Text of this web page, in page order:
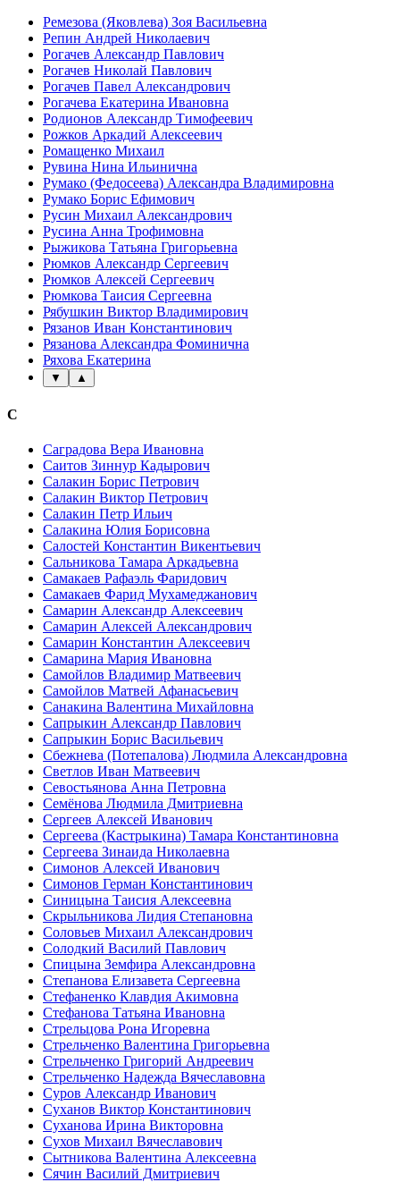
Ремезова (Яковлева) Зоя Васильевна
Репин Андрей Николаевич
Рогачев Александр Павлович
Рогачев Николай Павлович
Рогачев Павел Александрович
Рогачева Екатерина Ивановна
Родионов Александр Тимофеевич
Рожков Аркадий Алексеевич
Ромащенко Михаил
Рувина Нина Ильинична
Румако (Федосеева) Александра Владимировна
Румако Борис Ефимович
Русин Михаил Александрович
Русина Анна Трофимовна
Рыжикова Татьяна Григорьевна
Рюмков Александр Сергеевич
Рюмков Алексей Сергеевич
Рюмкова Таисия Сергеевна
Рябушкин Виктор Владимирович
Рязанов Иван Константинович
Рязанова Александра Фоминична
Ряхова Екатерина
▼ ▲
С
Саградова Вера Ивановна
Саитов Зиннур Кадырович
Салакин Борис Петрович
Салакин Виктор Петрович
Салакин Петр Ильич
Салакина Юлия Борисовна
Салостей Константин Викентьевич
Сальникова Тамара Аркадьевна
Самакаев Рафаэль Фаридович
Самакаев Фарид Мухамеджанович
Самарин Александр Алексеевич
Самарин Алексей Александрович
Самарин Константин Алексеевич
Самарина Мария Ивановна
Самойлов Владимир Матвеевич
Самойлов Матвей Афанасьевич
Санакина Валентина Михайловна
Сапрыкин Александр Павлович
Сапрыкин Борис Васильевич
Сбежнева (Потепалова) Людмила Александровна
Светлов Иван Матвеевич
Севостьянова Анна Петровна
Семёнова Людмила Дмитриевна
Сергеев Алексей Иванович
Сергеева (Кастрыкина) Тамара Константиновна
Сергеева Зинаида Николаевна
Симонов Алексей Иванович
Симонов Герман Константинович
Синицына Таисия Алексеевна
Скрыльникова Лидия Степановна
Соловьев Михаил Александрович
Солодкий Василий Павлович
Спицына Земфира Александровна
Степанова Елизавета Сергеевна
Стефаненко Клавдия Акимовна
Стефанова Татьяна Ивановна
Стрельцова Рона Игоревна
Стрельченко Валентина Григорьевна
Стрельченко Григорий Андреевич
Стрельченко Надежда Вячеславовна
Суров Александр Иванович
Суханов Виктор Константинович
Суханова Ирина Викторовна
Сухов Михаил Вячеславович
Сытникова Валентина Алексеевна
Сячин Василий Дмитриевич